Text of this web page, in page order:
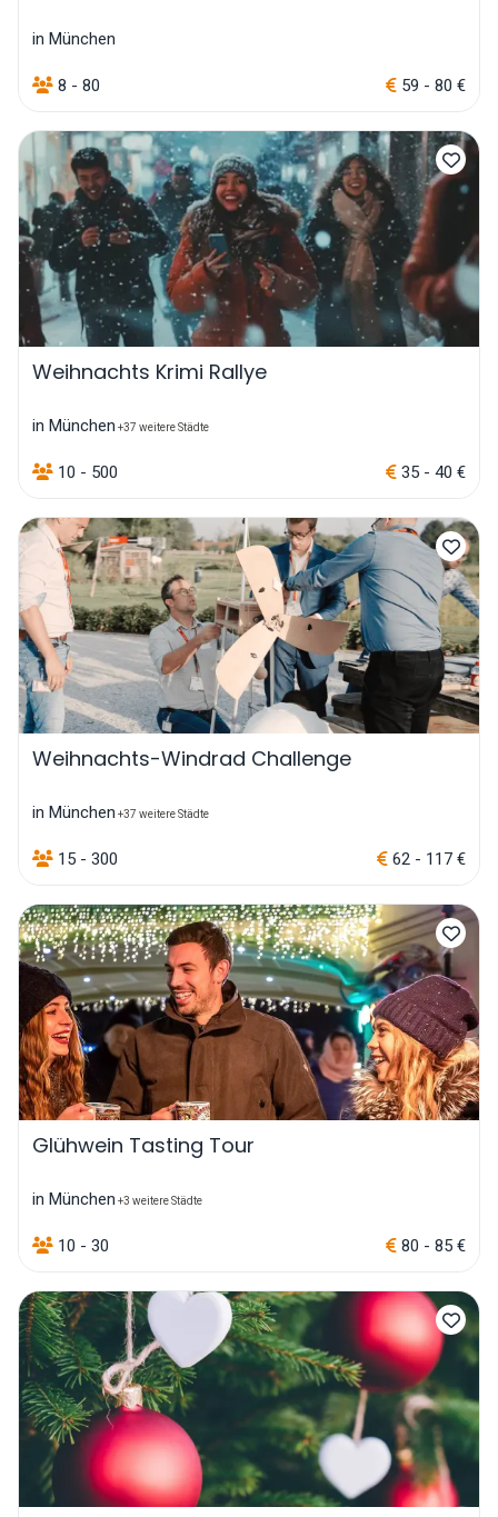
in München
8 - 80 59 - 80 €
Weihnachts Krimi Rallye
in München +37 weitere Städte
10 - 500 35 - 40 €
Weihnachts-Windrad Challenge
in München +37 weitere Städte
15 - 300 62 - 117 €
Glühwein Tasting Tour
in München +3 weitere Städte
10 - 30 80 - 85 €